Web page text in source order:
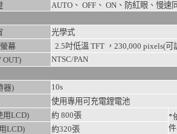
AUTO、 OFF、 ON、防紅眼、
光學式
幕
2.5吋低溫 TFT ，230,000 pixels(可
OUT)
NTSC/PAN
器)
10s
使用專用可充電鋰電池
用LCD)
約 800張
*
LCD) 約320張